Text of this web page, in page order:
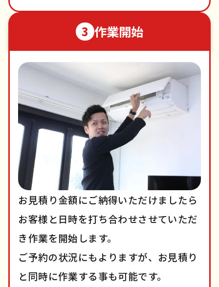
3 作業開始
お見積り金額にご納得いただけましたら
お客様と日時を打ち合わせさせていただ
き作業を開始します。
ご予約の状況にもよりますが、お見積り
と同時に作業する事も可能です。